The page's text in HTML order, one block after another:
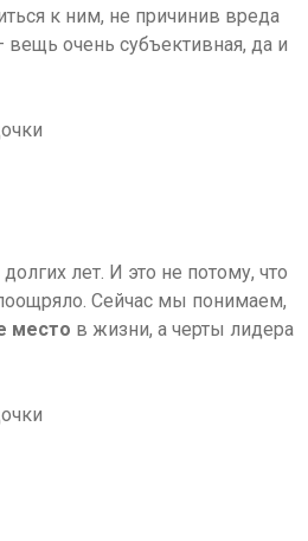
к ним, не причинив вреда
очень субъективная, да и
лет. И это не потому, что
Сейчас мы понимаем,
место в жизни, а черты лидера